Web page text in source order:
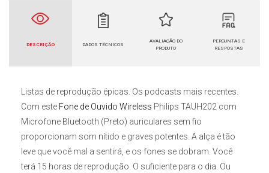
DESCRIÇÃO DADOS TÉCNICOS
AVALIAÇÃO DO
PRODUTO
PERGUNTAS E
RESPOSTAS
Listas de reprodução épicas. Os podcasts mais recentes.
Com este Fone de Ouvido Wireless Philips TAUH202 com
Microfone Bluetooth (Preto) auriculares sem fio
proporcionam som nítido e graves potentes. A alça é tão
leve que você mal a sentirá, e os fones se dobram. Você
terá 15 horas de reprodução. O suficiente para o dia. Ou